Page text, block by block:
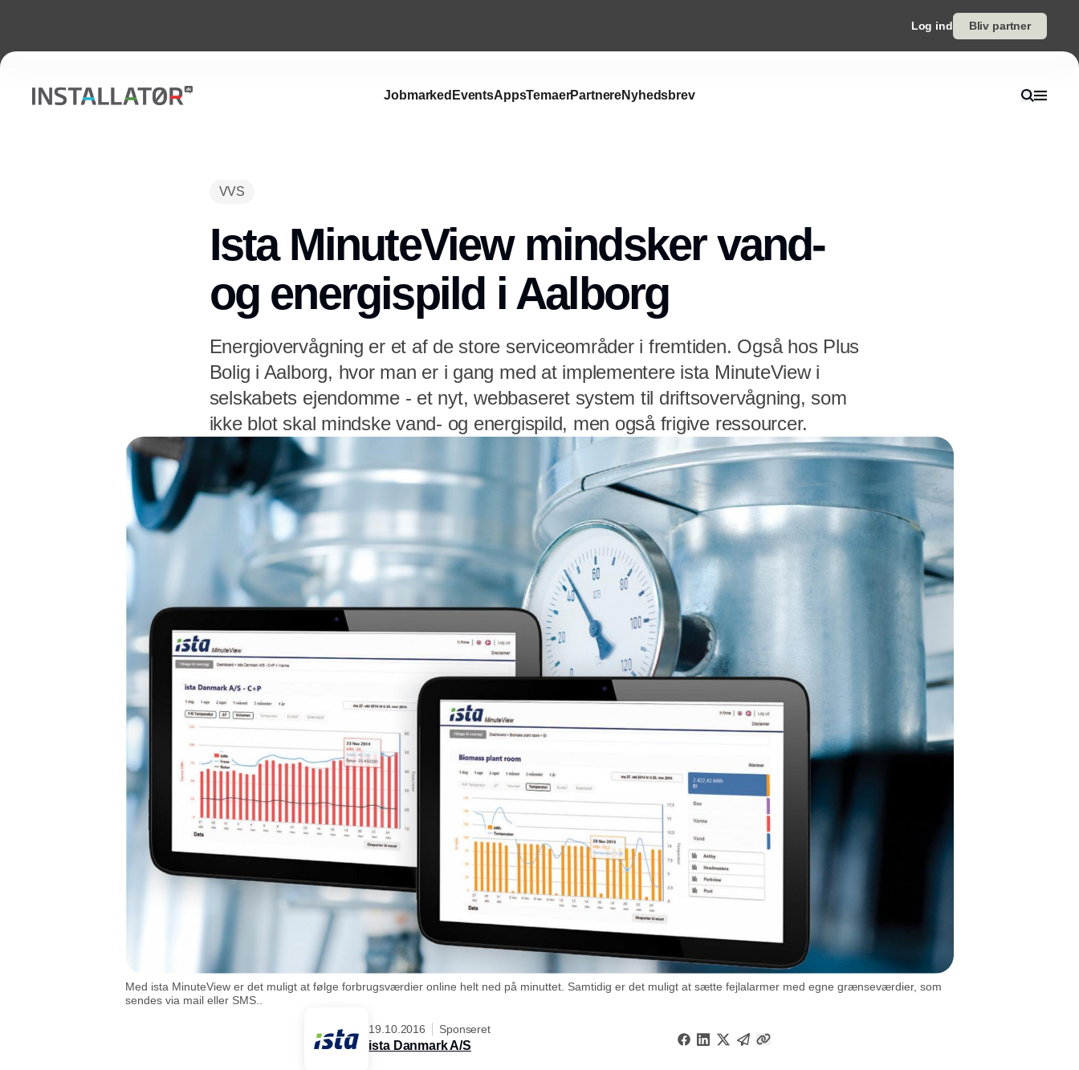
Log ind Bliv partner
Jobmarked EventsAppsTemaerPartnereNyhedsbrev
VVS
Ista MinuteView mindsker vand-
og energispild i Aalborg
Energiovervågning er et af de store serviceområder i fremtiden. Også hos Plus
Bolig i Aalborg, hvor man er i gang med at implementere ista MinuteView i
selskabets ejendomme - et nyt, webbaseret system til driftsovervågning, som
ikke blot skal mindske vand- og energispild, men også frigive ressourcer.
Med ista MinuteView er det muligt at følge forbrugsværdier online helt ned på minuttet. Samtidig er det muligt at sætte fejlalarmer med egne grænseværdier, som
sendes via mail eller SMS..
19.10.2016 Sponseret
ista Danmark A/S